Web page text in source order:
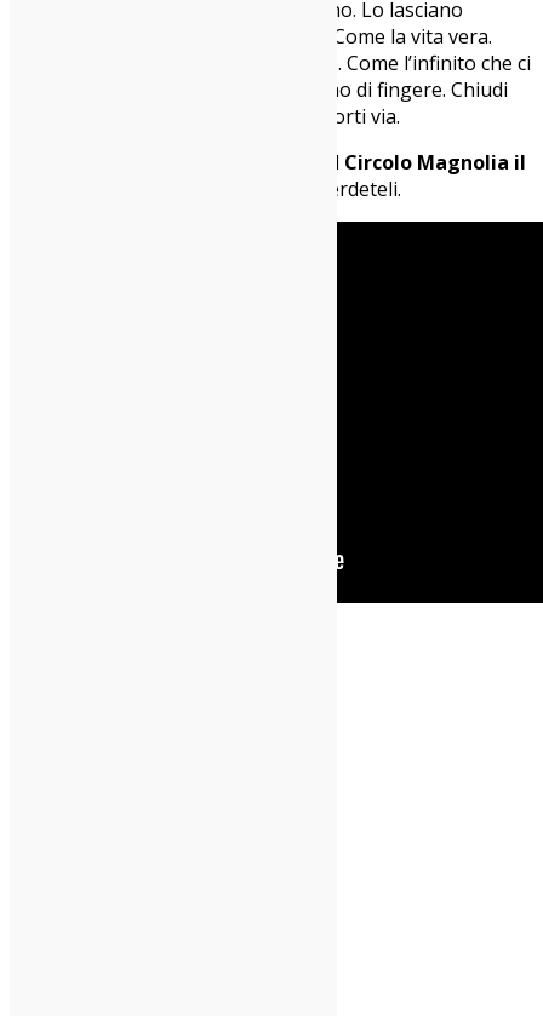
cambiano il loro suono: lo spalancano. Lo lasciano
respirare, contaminare, dissolversi. Come la vita vera.
Come le emozioni che ci spaventano. Come l’infinito che ci
guarda negli occhi quando smettiamo di fingere. Chiudi
gli occhi, premi play, e lascia che ti porti via.
La band porterà il disco sul palco del Circolo Magnolia il
, segnate la data e non perdeteli.